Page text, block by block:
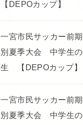
【DEPOカップ】
一宮市民サッカー前
別夏季大会 中学生
生 【DEPOカップ】
一宮市民サッカー前
別夏季大会 中学生